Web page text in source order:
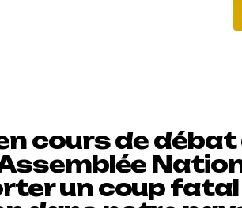
cours de débat
un coup fatal